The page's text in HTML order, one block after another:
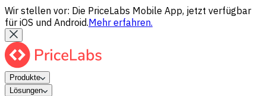
Wir stellen vor: Die PriceLabs Mobile App, jetzt verfügbar
für iOS und Android.Mehr erfahren.
Produkte
Lösungen